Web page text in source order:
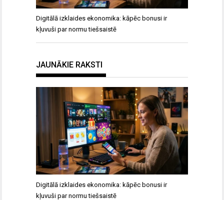
Digitālā izklaides ekonomika: kāpēc bonusi ir
kļuvuši par normu tiešsaistē
JAUNĀKIE RAKSTI
Digitālā izklaides ekonomika: kāpēc bonusi ir
kļuvuši par normu tiešsaistē